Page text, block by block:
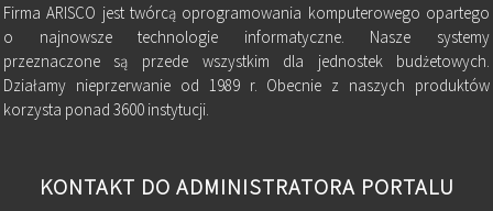
Firma ARISCO jest twórcą oprogramowania komputerowego opartego
o najnowsze technologie informatyczne. Nasze systemy
przeznaczone są przede wszystkim dla jednostek budżetowych.
Działamy nieprzerwanie od 1989 r. Obecnie z naszych produktów
korzysta ponad 3600 instytucji.
KONTAKT DO ADMINISTRATORA PORTALU